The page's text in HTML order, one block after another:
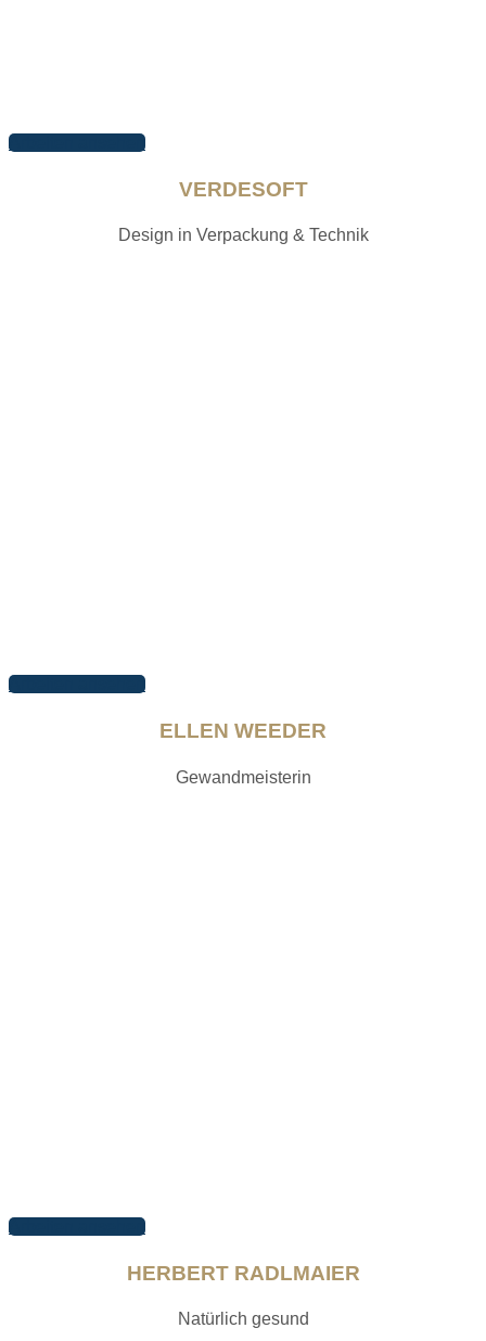
Arbeiten ansehen
VERDESOFT
Design in Verpackung & Technik
Arbeiten ansehen
ELLEN WEEDER
Gewandmeisterin
Arbeiten ansehen
HERBERT RADLMAIER
Natürlich gesund